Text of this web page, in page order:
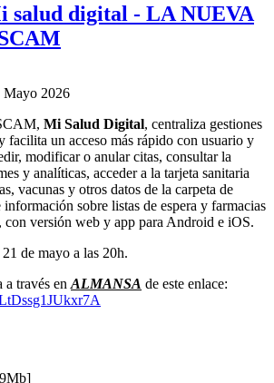
salud digital - LA NUEVA
Mayo 2026
Mi Salud Digital, centraliza gestiones
facilita un acceso más rápido con usuario y
modificar o anular citas, consultar la
y analíticas, acceder a la tarjeta sanitaria
vacunas y otros datos de la carpeta de
sobre listas de espera y farmacias
con versión web y app para Android e iOS.
21 de mayo a las 20h.
través en ALMANSA de este enlace: